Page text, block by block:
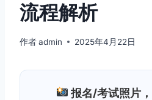
流程解析
作者admin 2025年4月22日
报名/考试照片